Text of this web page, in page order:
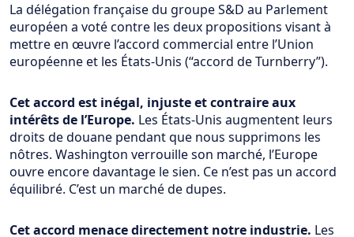
La délégation française du groupe S&D au Parlement
européen a voté contre les deux propositions visant à
mettre en œuvre l’accord commercial entre l’Union
européenne et les États-Unis (“accord de Turnberry”).
Cet accord est inégal, injuste et contraire aux
intérêts de l’Europe. Les États-Unis augmentent leurs
droits de douane pendant que nous supprimons les
nôtres. Washington verrouille son marché, l’Europe
ouvre encore davantage le sien. Ce n’est pas un accord
équilibré. C’est un marché de dupes.
Cet accord menace directement notre industrie. Les